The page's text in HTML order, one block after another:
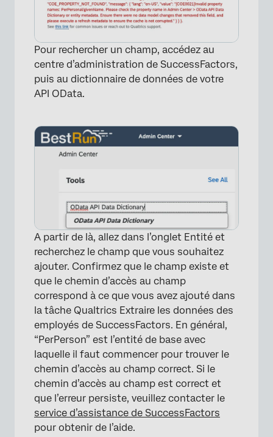
Pour rechercher un champ, accédez au
centre d’administration de SuccessFactors,
puis au dictionnaire de données de votre
API OData.
A partir de là, allez dans l’onglet Entité et
recherchez le champ que vous souhaitez
ajouter. Confirmez que le champ existe et
que le chemin d’accès au champ
correspond à ce que vous avez ajouté dans
la tâche Qualtrics Extraire les données des
employés de SuccessFactors. En général,
“PerPerson” est l’entité de base avec
laquelle il faut commencer pour trouver le
chemin d’accès au champ correct. Si le
chemin d’accès au champ est correct et
que l’erreur persiste, veuillez contacter le
service d’assistance de SuccessFactors
pour obtenir de l’aide.